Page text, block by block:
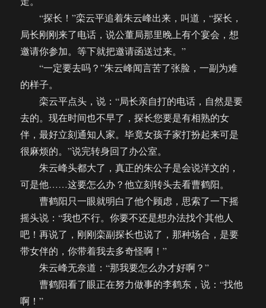
“探长！”栾云平追着朱云峰出来，叫道，“探长，
局长刚刚来了电话，说公董局那里晚上有个宴会，想
邀请你参加。等下就把邀请函送过来。”
“一定要去吗？”朱云峰闻言苦了张脸，一副为难
的样子。
栾云平点头，说：“局长亲自打的电话，自然是要
去的。现在时间也不早了，探长您要是有相熟的女
伴，最好立刻通知人家。毕竟女孩子家打扮起来可是
很麻烦的。”说完转身回了办公室。
朱云峰头都大了，真正的朱公子是会说洋文的，
可是他……这要怎么办？他立刻转头去看曹鹤阳。
曹鹤阳只一眼就明白了他个顾虑，思索了一下摇
摇头说：“我也不行。你要不还是想办法找个其他人
吧！再说了，刚刚栾副探长也说了，那种场合，是要
带女伴的，你带着我去多奇怪啊！”
朱云峰无奈道：“那我要怎么办才好啊？”
曹鹤阳看了眼正在努力做事的李鹤东，说：“找他
啊！”